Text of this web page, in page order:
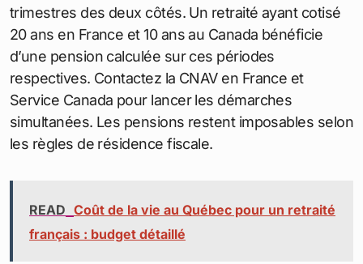
trimestres des deux côtés. Un retraité ayant cotisé
20 ans en France et 10 ans au Canada bénéficie
d’une pension calculée sur ces périodes
respectives. Contactez la CNAV en France et
Service Canada pour lancer les démarches
simultanées. Les pensions restent imposables selon
les règles de résidence fiscale.
READ Coût de la vie au Québec pour un retraité
français : budget détaillé